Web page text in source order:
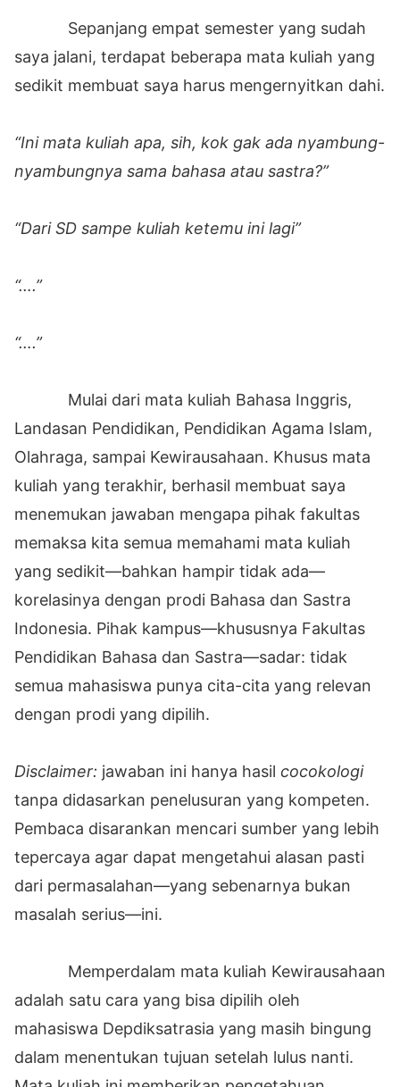
Sepanjang empat semester yang sudah
saya jalani, terdapat beberapa mata kuliah yang
sedikit membuat saya harus mengernyitkan dahi.
“Ini mata kuliah apa, sih, kok gak ada nyambung-
nyambungnya sama bahasa atau sastra?”
“Dari SD sampe kuliah ketemu ini lagi”
“….”
“….”
Mulai dari mata kuliah Bahasa Inggris,
Landasan Pendidikan, Pendidikan Agama Islam,
Olahraga, sampai Kewirausahaan. Khusus mata
kuliah yang terakhir, berhasil membuat saya
menemukan jawaban mengapa pihak fakultas
memaksa kita semua memahami mata kuliah
yang sedikit—bahkan hampir tidak ada—
korelasinya dengan prodi Bahasa dan Sastra
Indonesia. Pihak kampus—khususnya Fakultas
Pendidikan Bahasa dan Sastra—sadar: tidak
semua mahasiswa punya cita-cita yang relevan
dengan prodi yang dipilih.
Disclaimer: jawaban ini hanya hasil cocokologi
tanpa didasarkan penelusuran yang kompeten.
Pembaca disarankan mencari sumber yang lebih
tepercaya agar dapat mengetahui alasan pasti
dari permasalahan—yang sebenarnya bukan
masalah serius—ini.
Memperdalam mata kuliah Kewirausahaan
adalah satu cara yang bisa dipilih oleh
mahasiswa Depdiksatrasia yang masih bingung
dalam menentukan tujuan setelah lulus nanti.